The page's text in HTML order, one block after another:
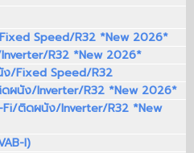
Speed/R32 *New 2026*
R32 *New 2026*
ง/Fixed Speed/R32
ดผนัง/Inverter/R32 *New 2026*
Fi/ติดผนัง/Inverter/R32 *New
I)